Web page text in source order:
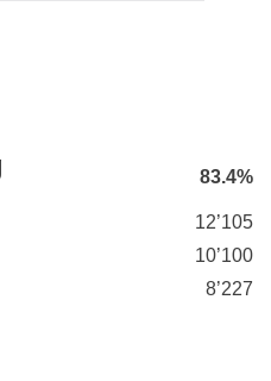
83.4%
12’105
10’100
8’227